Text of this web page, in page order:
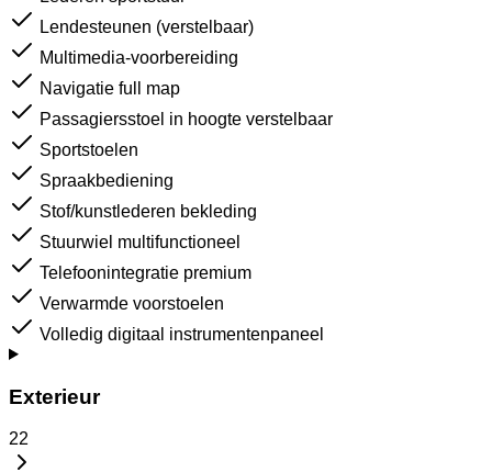
Lendesteunen (verstelbaar)
Multimedia-voorbereiding
Navigatie full map
Passagiersstoel in hoogte verstelbaar
Sportstoelen
Spraakbediening
Stof/kunstlederen bekleding
Stuurwiel multifunctioneel
Telefoonintegratie premium
Verwarmde voorstoelen
Volledig digitaal instrumentenpaneel
Exterieur
22